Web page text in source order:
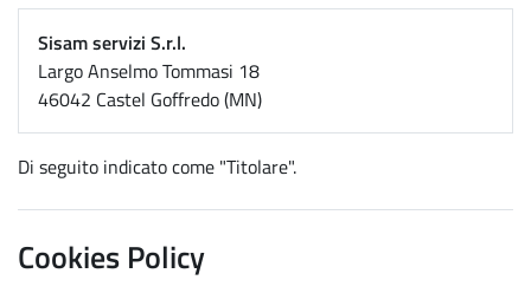
Sisam servizi S.r.l.
Largo Anselmo Tommasi 18
46042 Castel Goffredo (MN)
Di seguito indicato come "Titolare".
Cookies Policy